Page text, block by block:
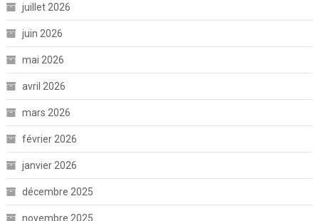
juillet 2026
juin 2026
mai 2026
avril 2026
mars 2026
février 2026
janvier 2026
décembre 2025
novembre 2025